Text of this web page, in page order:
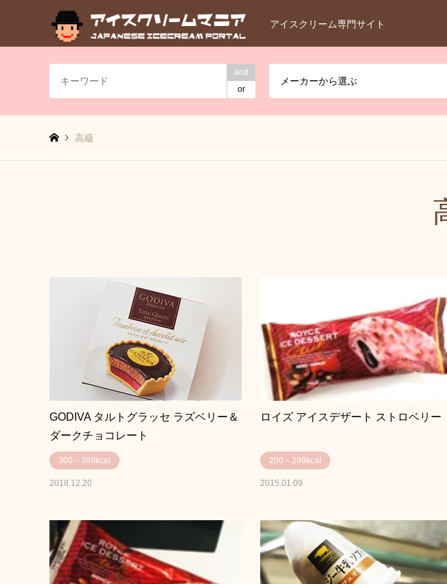
アイスクリーム専門サイト
and
or
メーカーから選ぶ
高級
GODIVA タルトグラッセ ラズベリー＆
ダークチョコレート
300～399kcal
2018.12.20
ロイズ アイスデザート ストロベリー
200～299kcal
2015.01.09